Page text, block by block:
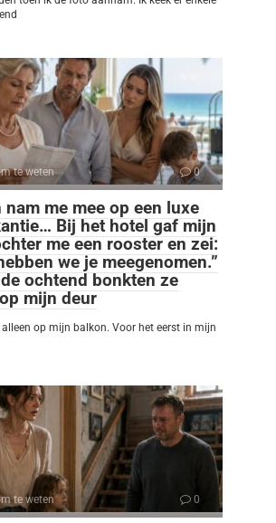
te weten 0
me mee op een luxe
Bij het hotel gaf mijn
me een rooster en zei:
we je meegenomen.”
ochtend bonkten ze
mijn deur
op mijn balkon. Voor het eerst in mijn
te weten 0